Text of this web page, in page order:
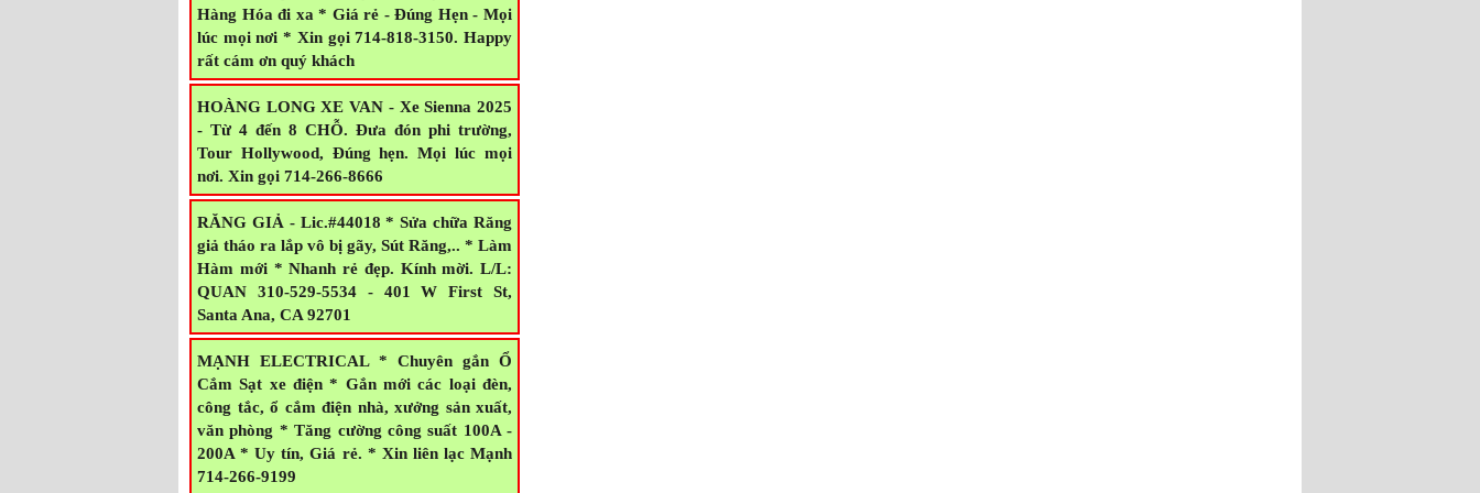
Tour Hollywood - San Diego - Las Vegas,
Grand Canyond * Nhận chở Hội Đoàn và
Hàng Hóa đi xa * Giá rẻ - Đúng Hẹn - Mọi
lúc mọi nơi * Xin gọi 714-818-3150. Happy
rất cám ơn quý khách
HOÀNG LONG XE VAN - Xe Sienna 2025
- Từ 4 đến 8 CHỖ. Đưa đón phi trường,
Tour Hollywood, Đúng hẹn. Mọi lúc mọi
nơi. Xin gọi 714-266-8666
RĂNG GIẢ - Lic.#44018 * Sửa chữa Răng
giả tháo ra lắp vô bị gãy, Sút Răng,.. * Làm
Hàm mới * Nhanh rẻ đẹp. Kính mời. L/L:
QUAN 310-529-5534 - 401 W First St,
Santa Ana, CA 92701
MẠNH ELECTRICAL * Chuyên gắn Ổ
Cắm Sạt xe điện * Gắn mới các loại đèn,
công tắc, ổ cắm điện nhà, xưởng sản xuất,
văn phòng * Tăng cường công suất 100A -